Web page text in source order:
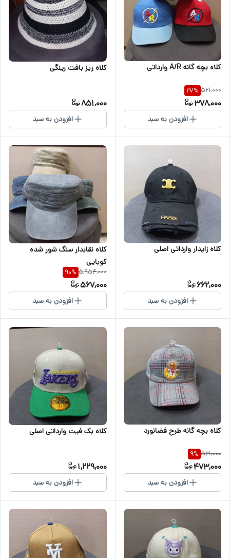
کلاه بچه گانه A/R وارداتی
521,000
27%
378,000
افزودن به سبد
کلاه ریز بافت رینگی
851,000
افزودن به سبد
کلاه زاپدار وارداتی اصلی
662,000
افزودن به سبد
کلاه نقابدار سنگ شور شده
کوبایی
5,954,000
90%
567,000
افزودن به سبد
کلاه بچه گانه طرح فضانورد
521,000
9%
473,000
افزودن به سبد
کلاه بک فیت وارداتی اصلی
1,229,000
افزودن به سبد